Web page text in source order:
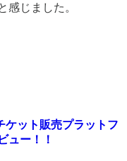
感じました。
ケット販売プラットフ
ュー！！